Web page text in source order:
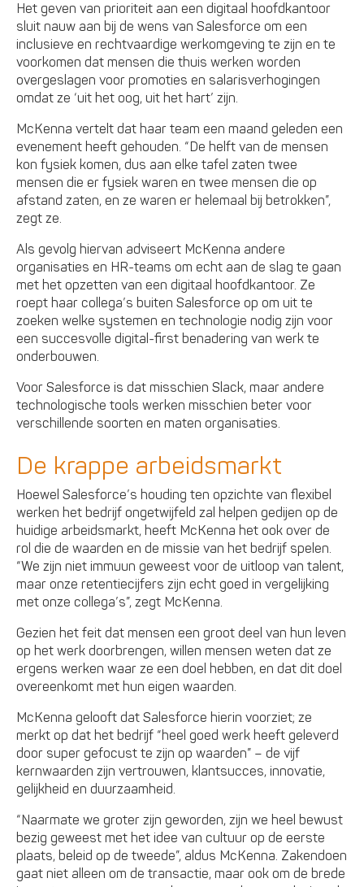
Het geven van prioriteit aan een digitaal hoofdkantoor
sluit nauw aan bij de wens van Salesforce om een
inclusieve en rechtvaardige werkomgeving te zijn en te
voorkomen dat mensen die thuis werken worden
overgeslagen voor promoties en salarisverhogingen
omdat ze ‘uit het oog, uit het hart’ zijn.
McKenna vertelt dat haar team een maand geleden een
evenement heeft gehouden. “De helft van de mensen
kon fysiek komen, dus aan elke tafel zaten twee
mensen die er fysiek waren en twee mensen die op
afstand zaten, en ze waren er helemaal bij betrokken”,
zegt ze.
Als gevolg hiervan adviseert McKenna andere
organisaties en HR-teams om echt aan de slag te gaan
met het opzetten van een digitaal hoofdkantoor. Ze
roept haar collega’s buiten Salesforce op om uit te
zoeken welke systemen en technologie nodig zijn voor
een succesvolle digital-first benadering van werk te
onderbouwen.
Voor Salesforce is dat misschien Slack, maar andere
technologische tools werken misschien beter voor
verschillende soorten en maten organisaties.
De krappe arbeidsmarkt
Hoewel Salesforce’s houding ten opzichte van flexibel
werken het bedrijf ongetwijfeld zal helpen gedijen op de
huidige arbeidsmarkt, heeft McKenna het ook over de
rol die de waarden en de missie van het bedrijf spelen.
“We zijn niet immuun geweest voor de uitloop van talent,
maar onze retentiecijfers zijn echt goed in vergelijking
met onze collega’s”, zegt McKenna.
Gezien het feit dat mensen een groot deel van hun leven
op het werk doorbrengen, willen mensen weten dat ze
ergens werken waar ze een doel hebben, en dat dit doel
overeenkomt met hun eigen waarden.
McKenna gelooft dat Salesforce hierin voorziet; ze
merkt op dat het bedrijf “heel goed werk heeft geleverd
door super gefocust te zijn op waarden” – de vijf
kernwaarden zijn vertrouwen, klantsucces, innovatie,
gelijkheid en duurzaamheid.
“Naarmate we groter zijn geworden, zijn we heel bewust
bezig geweest met het idee van cultuur op de eerste
plaats, beleid op de tweede”, aldus McKenna. Zakendoen
gaat niet alleen om de transactie, maar ook om de brede